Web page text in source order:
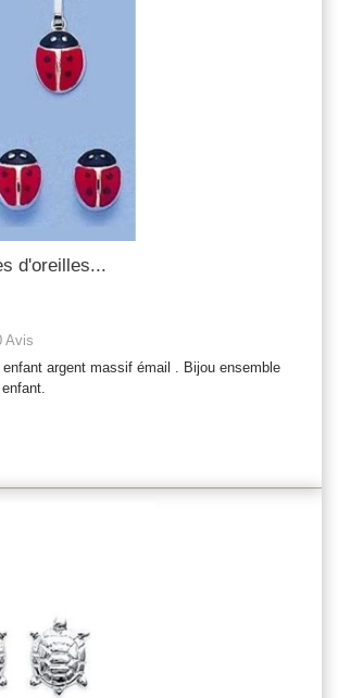
d'oreilles...
Avis
enfant argent massif émail . Bijou ensemble